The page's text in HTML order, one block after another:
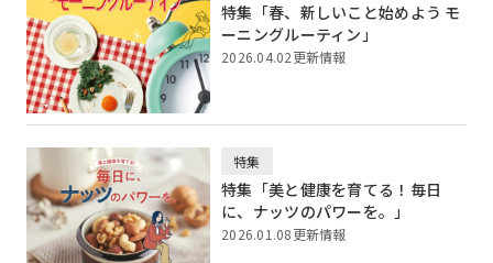
特集「春、新しいこと始めよう モ
ーニングルーティン」
2026.04.02更新情報
特集
特集「美と健康を育てる！毎日
に、ナッツのパワーを。」
2026.01.08更新情報